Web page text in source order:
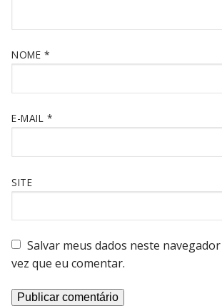
NOME *
E-MAIL *
SITE
Salvar meus dados neste
vez que eu comentar.